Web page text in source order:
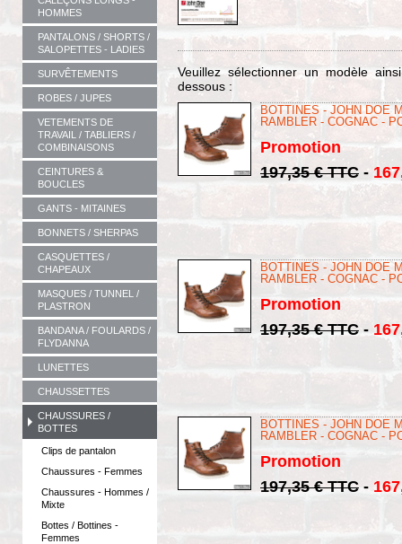
HOMMES
PANTALONS / SHORTS /
SALOPETTES - LADIES
SURVÊTEMENTS
ROBES / JUPES
VETEMENTS DE
TRAVAIL / TABLIERS /
COMBINAISONS
CEINTURES &
BOUCLES
GANTS - MITAINES
BONNETS / SHERPAS
CASQUETTES /
CHAPEAUX
MASQUES / TUNNEL /
PLASTRON
BANDANA / FOULARDS /
FLYDANNA
LUNETTES
CHAUSSETTES
CHAUSSURES /
BOTTES
Clips de pantalon
Chaussures - Femmes
Chaussures - Hommes /
Mixte
Bottes / Bottines -
Femmes
Veuillez sélectionner un modèle
dessous :
BOTTINES - JOHN DOE
RAMBLER - COGNAC -
Promotion
197,35 € TTC -
BOTTINES - JOHN DOE
RAMBLER - COGNAC -
Promotion
197,35 € TTC -
BOTTINES - JOHN DOE
RAMBLER - COGNAC -
Promotion
197,35 € TTC -